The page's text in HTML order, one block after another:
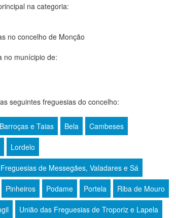
na categoria:
no concelho de Monção
no munícipio de:
seguintes freguesias do concelho:
Barroças e Taias Bela Cambeses
Lordelo
de Messegães, Valadares e Sá
Pinheiros Podame Portela Riba de Mouro
União das Freguesias de Troporiz e Lapela